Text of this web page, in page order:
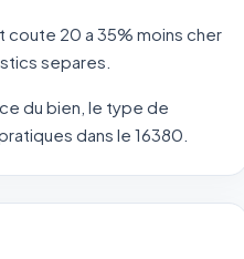
coute 20 a 35% moins cher
separes.
du bien, le type de
dans le 16380.